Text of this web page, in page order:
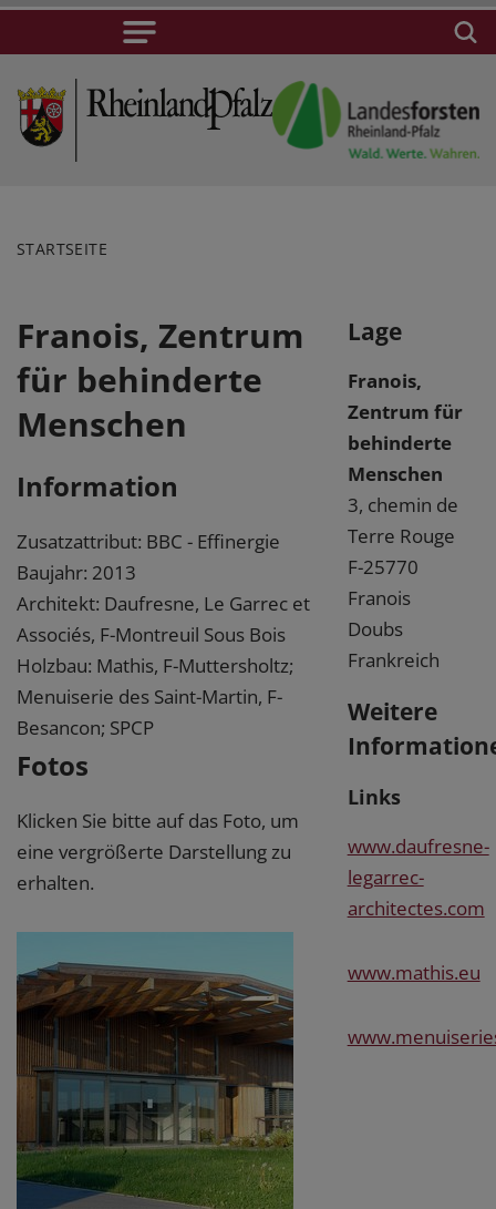
STARTSEITE
Franois, Zentrum
für behinderte
Menschen
Information
Zusatzattribut: BBC - Effinergie
Baujahr: 2013
Architekt: Daufresne, Le Garrec et
Associés, F-Montreuil Sous Bois
Holzbau: Mathis, F-Muttersholtz;
Menuiserie des Saint-Martin, F-
Besancon; SPCP
Fotos
Klicken Sie bitte auf das Foto, um
eine vergrößerte Darstellung zu
erhalten.
Lage
Franois,
Zentrum für
behinderte
Menschen
3, chemin de
Terre Rouge
F-25770
Franois
Doubs
Frankreich
Weitere
Links
www.daufresne-
legarrec-
architectes.com
www.mathis.eu